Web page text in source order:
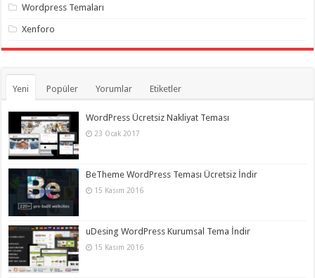
Wordpress Temaları
Xenforo
Yeni Popüler Yorumlar Etiketler
WordPress Ücretsiz Nakliyat Teması
23 Ocak 2017
BeTheme WordPress Teması Ücretsiz İndir
15 Kasım 2016
uDesing WordPress Kurumsal Tema İndir
15 Kasım 2016